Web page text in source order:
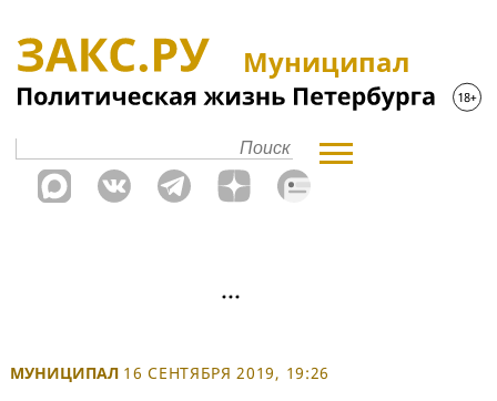
Муниципал
МУНИЦИПАЛ 16 СЕНТЯБРЯ 2019, 19:26